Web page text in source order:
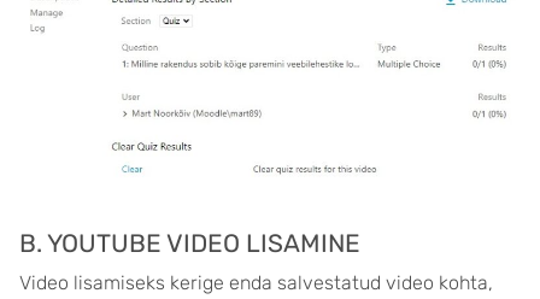
B. YOUTUBE VIDEO LISAMINE
Video lisamiseks kerige enda salvestatud video kohta,